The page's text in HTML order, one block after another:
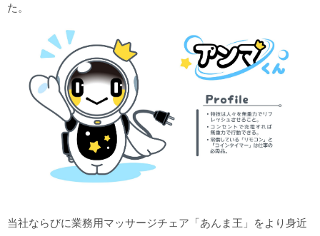
た。
当社ならびに業務用マッサージチェア「あんま王」をより身近